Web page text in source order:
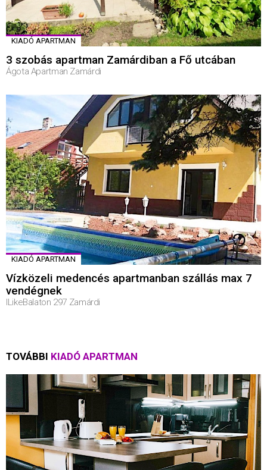
KIADÓ APARTMAN
3 szobás apartman Zamárdiban a Fő utcában
Ágota Apartman Zamárdi
KIADÓ APARTMAN
Vízközeli medencés apartmanban szállás max 7
vendégnek
ILikeBalaton 297 Zamárdi
TOVÁBBI KIADÓ APARTMAN